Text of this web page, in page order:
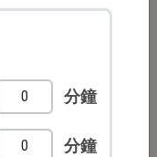
分鐘
分鐘